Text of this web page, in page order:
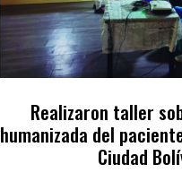
Realizaron taller
humanizada del
Ciudad